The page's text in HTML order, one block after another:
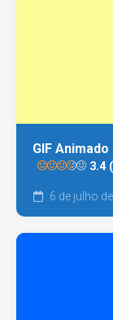
GIF
3.4
6 de julho